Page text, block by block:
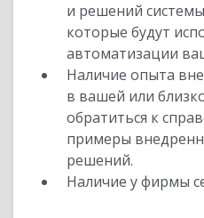
и решений
которые будут
автоматизации
Наличие опыта
в вашей или
обратиться к
примеры
решений.
Наличие у фирмы